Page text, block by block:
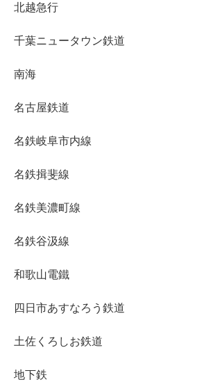
北越急行
千葉ニュータウン鉄道
南海
名古屋鉄道
名鉄岐阜市内線
名鉄揖斐線
名鉄美濃町線
名鉄谷汲線
和歌山電鐵
四日市あすなろう鉄道
土佐くろしお鉄道
地下鉄